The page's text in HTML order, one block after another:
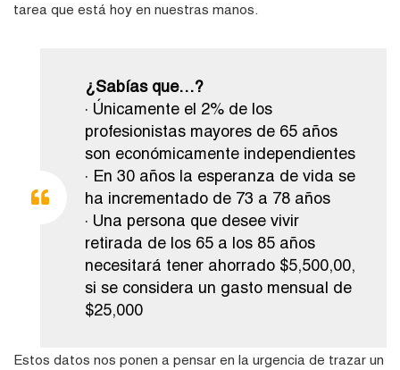
tarea que está hoy en nuestras manos.
¿Sabías que…?
· Únicamente el 2% de los
profesionistas mayores de 65 años
son económicamente independientes
· En 30 años la esperanza de vida se
ha incrementado de 73 a 78 años
· Una persona que desee vivir
retirada de los 65 a los 85 años
necesitará tener ahorrado $5,500,00,
si se considera un gasto mensual de
$25,000
Estos datos nos ponen a pensar en la urgencia de trazar un